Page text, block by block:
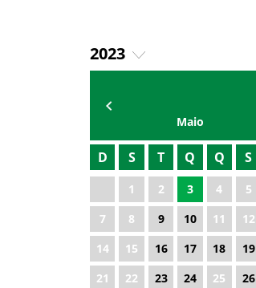
2023
2019
2020
2021
2022
2024
2025
Maio
D S T Q Q S
1 2 3 4 5
7
8 9 10 11 12
14
15 16 17 18 19
21
22 23 24 25 26